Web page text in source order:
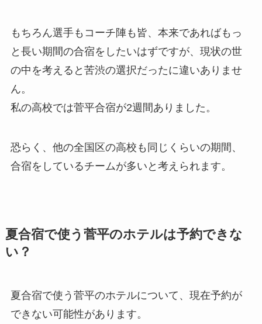
もちろん選手もコーチ陣も皆、本来であればもっ
と長い期間の合宿をしたいはずですが、現状の世
の中を考えると苦渋の選択だったに違いありませ
ん。
私の高校では菅平合宿が2週間ありました。
恐らく、他の全国区の高校も同じくらいの期間、
合宿をしているチームが多いと考えられます。
夏合宿で使う菅平のホテルは予約できな
い？
夏合宿で使う菅平のホテルについて、現在予約が
できない可能性があります。